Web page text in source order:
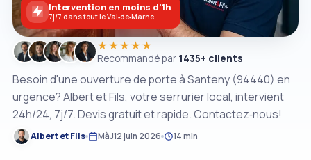
Besoin d'une ouverture de porte à Santeny (94440) en
urgence? Albert et Fils, votre serrurier local, intervient
24h/24, 7j/7. Devis gratuit et rapide. Contactez‑nous!
Albert et Fils MàJ12 juin 2026 14 min
★★★★★
Recommandé par 1435+ clients
Intervention en moins d'1h
7j/7 dans tout le Val‑de‑Marne